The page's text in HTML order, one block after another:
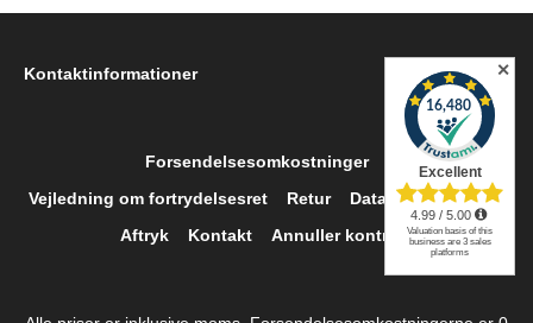
Kontaktinformationer
Forsendelsesomkostninger
Vejledning om fortrydelsesret
Retur
Data beskyttelse
Aftryk
Kontakt Annuller kontrakt
✕